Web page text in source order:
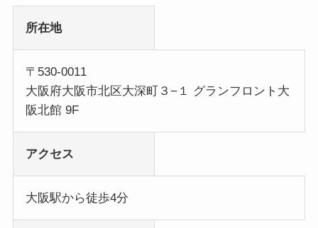
所在地
〒530-0011
大阪府大阪市北区大深町３−１ グランフロント大
阪北館 9F
アクセス
大阪駅から徒歩4分